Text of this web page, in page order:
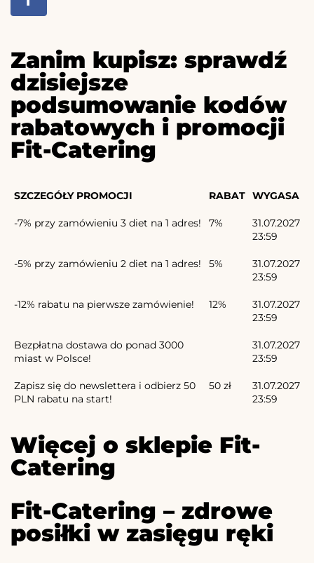
Zanim kupisz: sprawdź
dzisiejsze
podsumowanie kodów
rabatowych i promocji
Fit-Catering
SZCZEGÓŁY PROMOCJI RABAT WYGASA
-7% przy zamówieniu 3 diet na 1 adres! 7%
31.07.2027
23:59
-5% przy zamówieniu 2 diet na 1 adres! 5%
31.07.2027
23:59
-12% rabatu na pierwsze zamówienie! 12%
31.07.2027
23:59
Bezpłatna dostawa do ponad 3000
miast w Polsce!
31.07.2027
23:59
Zapisz się do newslettera i odbierz 50
PLN rabatu na start!
50 zł
31.07.2027
23:59
Więcej o sklepie Fit-
Catering
Fit-Catering – zdrowe
posiłki w zasięgu ręki